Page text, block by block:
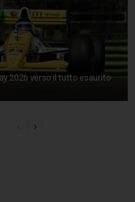
2026 verso il tutto esaurito